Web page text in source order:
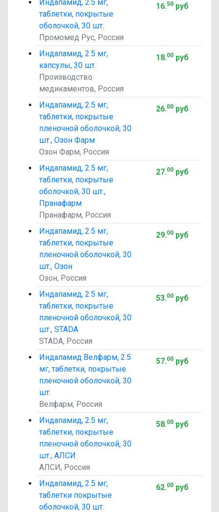
Индапамид, 2.5 мг,
таблетки, покрытые
оболочкой, 30 шт.
Промомед Рус, Россия
16.50руб
Индапамид, 2.5 мг,
капсулы, 30 шт.
Производство
медикаментов, Россия
18.00руб
Индапамид, 2.5 мг,
таблетки, покрытые
пленочной оболочкой, 30
шт., Озон Фарм
Озон Фарм, Россия
26.00руб
Индапамид, 2.5 мг,
таблетки, покрытые
оболочкой, 30 шт.,
Пранафарм
Пранафарм, Россия
27.00руб
Индапамид, 2.5 мг,
таблетки, покрытые
пленочной оболочкой, 30
шт., Озон
Озон, Россия
29.00руб
Индапамид, 2.5 мг,
таблетки, покрытые
пленочной оболочкой, 30
шт., STADA
STADA, Россия
53.00руб
Индапамид Велфарм, 2.5
мг, таблетки, покрытые
пленочной оболочкой, 30
шт.
Велфарм, Россия
57.00руб
Индапамид, 2.5 мг,
таблетки, покрытые
пленочной оболочкой, 30
шт., АЛСИ
АЛСИ, Россия
58.00руб
Индапамид, 2.5 мг,
таблетки покрытые
оболочкой, 30 шт.
62.00руб